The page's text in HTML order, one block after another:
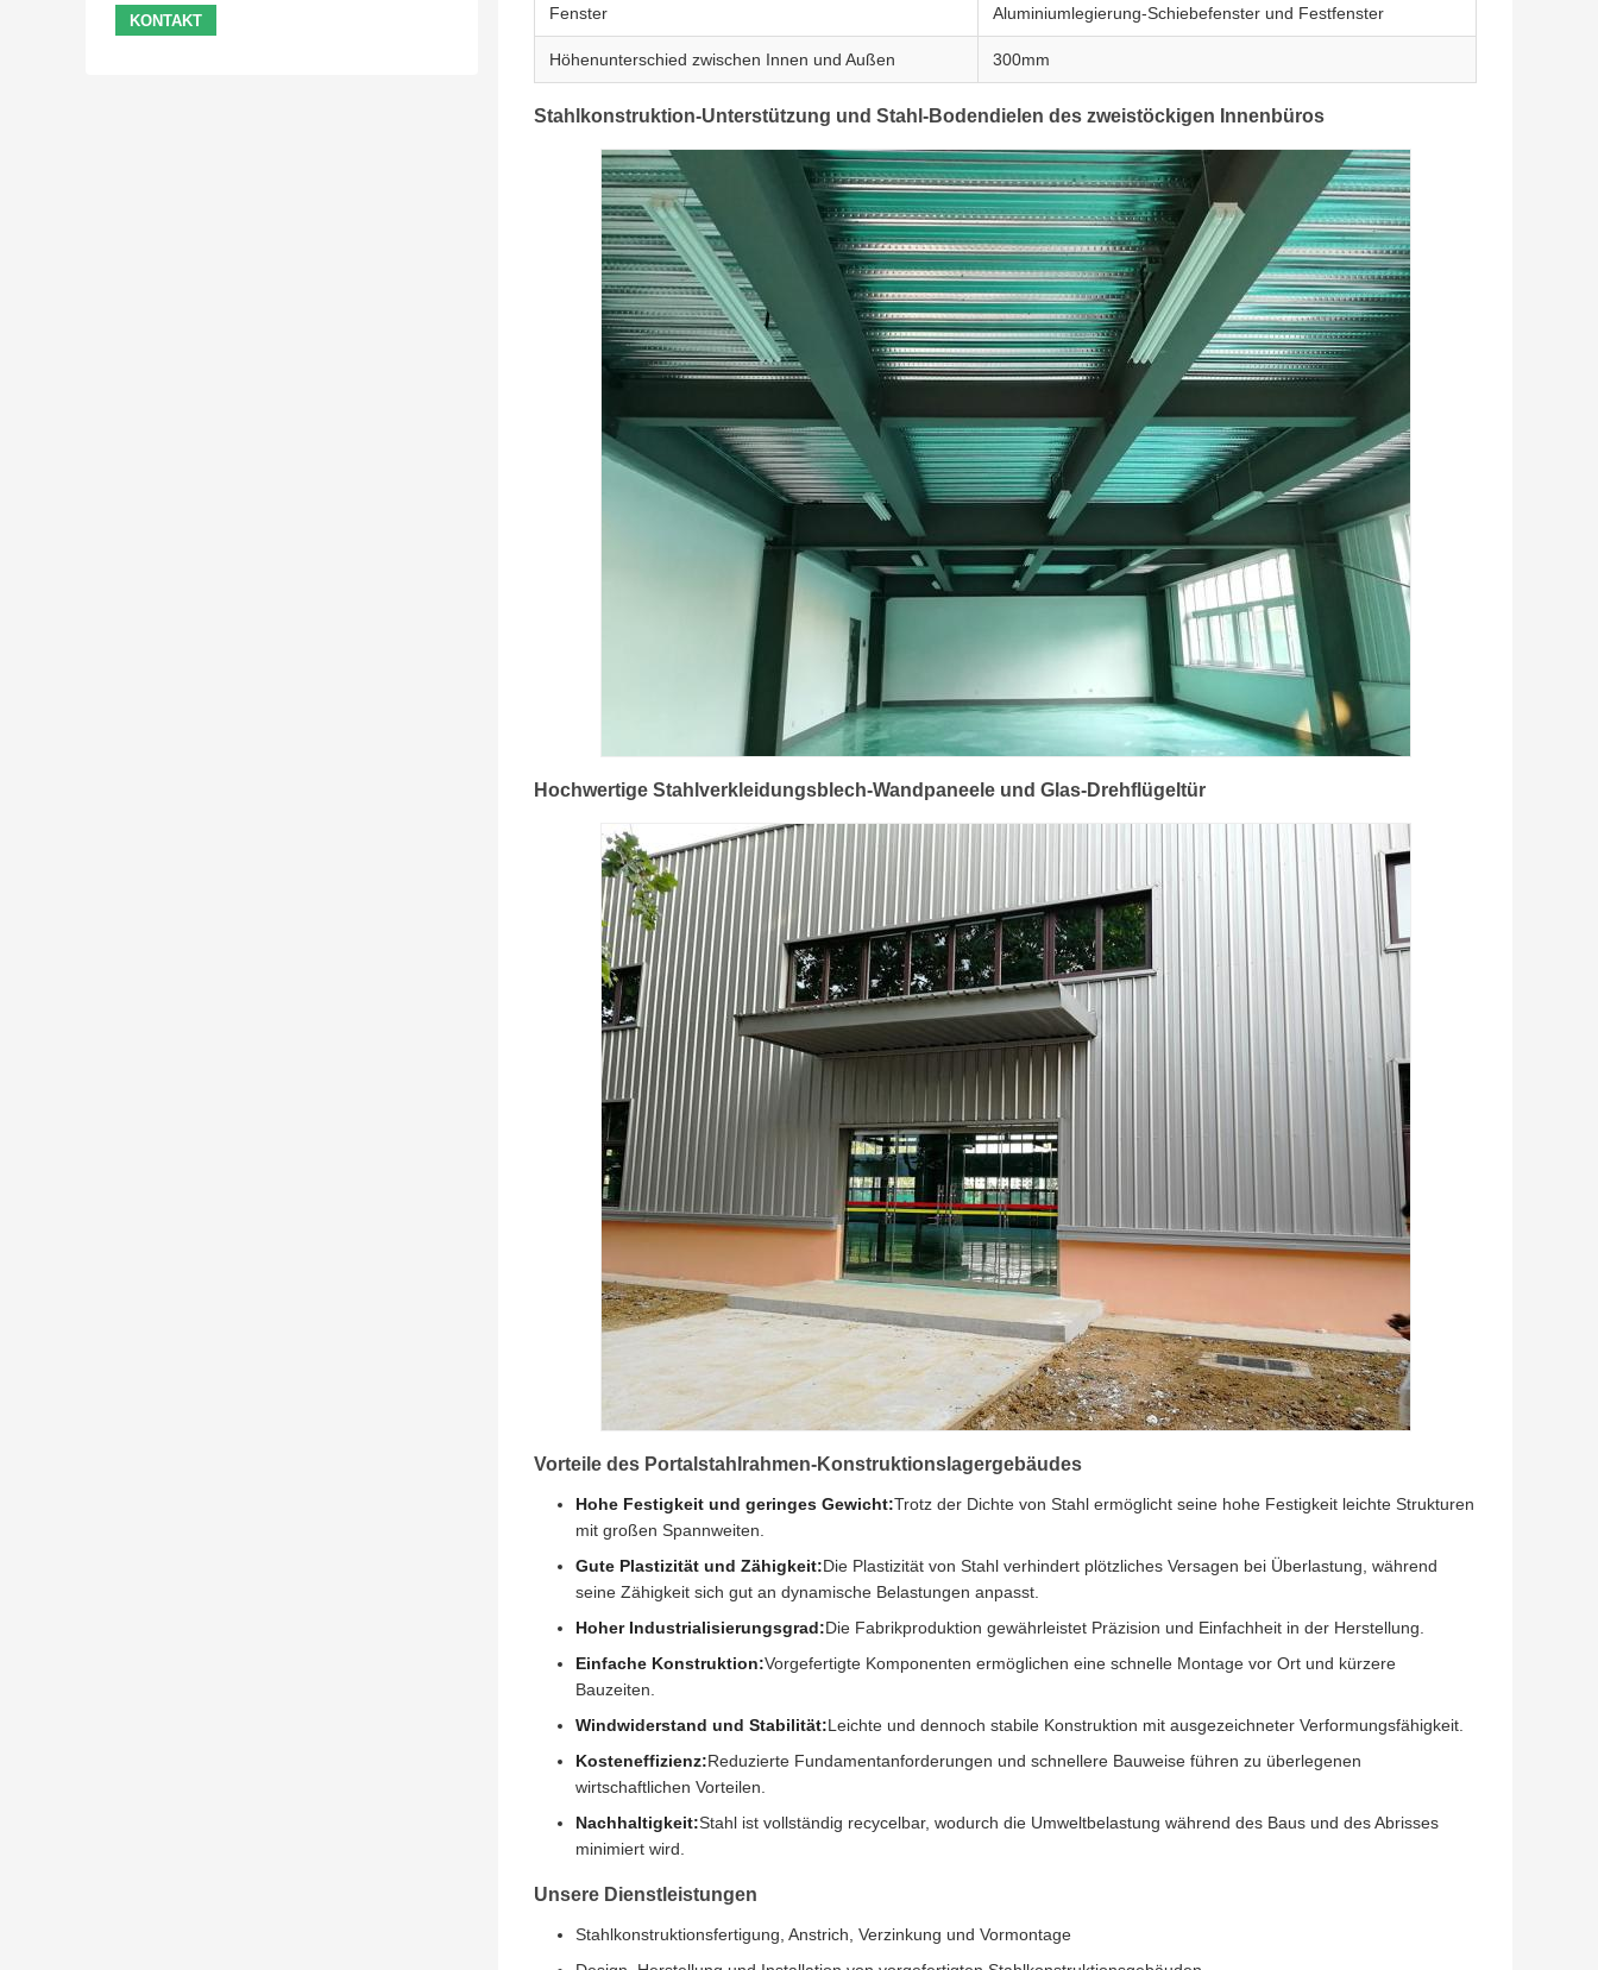
Fenster Aluminiumlegierung-Schiebefenster und Festfenster
Höhenunterschied zwischen Innen und Außen 300mm
Stahlkonstruktion-Unterstützung und Stahl-Bodendielen des zweistöckigen Innenbüros
Hochwertige Stahlverkleidungsblech-Wandpaneele und Glas-Drehflügeltür
Vorteile des Portalstahlrahmen-Konstruktionslagergebäudes
Hohe Festigkeit und geringes Gewicht:Trotz der Dichte von Stahl ermöglicht seine hohe Festigkeit leichte Strukturen
mit großen Spannweiten.
Gute Plastizität und Zähigkeit:Die Plastizität von Stahl verhindert plötzliches Versagen bei Überlastung, während
seine Zähigkeit sich gut an dynamische Belastungen anpasst.
Hoher Industrialisierungsgrad:Die Fabrikproduktion gewährleistet Präzision und Einfachheit in der Herstellung.
Einfache Konstruktion:Vorgefertigte Komponenten ermöglichen eine schnelle Montage vor Ort und kürzere
Bauzeiten.
Windwiderstand und Stabilität:Leichte und dennoch stabile Konstruktion mit ausgezeichneter Verformungsfähigkeit.
Kosteneffizienz:Reduzierte Fundamentanforderungen und schnellere Bauweise führen zu überlegenen
wirtschaftlichen Vorteilen.
Nachhaltigkeit:Stahl ist vollständig recycelbar, wodurch die Umweltbelastung während des Baus und des Abrisses
minimiert wird.
Unsere Dienstleistungen
Stahlkonstruktionsfertigung, Anstrich, Verzinkung und Vormontage